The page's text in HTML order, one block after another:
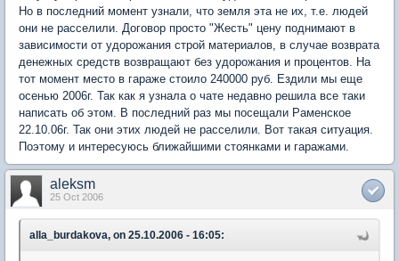
Но в последний момент узнали, что земля эта не их, т.е. людей
они не расселили. Договор просто "Жесть" цену поднимают в
зависимости от удорожания строй материалов, в случае возврата
денежных средств возвращают без удорожания и процентов. На
тот момент место в гараже стоило 240000 руб. Ездили мы еще
осенью 2006г. Так как я узнала о чате недавно решила все таки
написать об этом. В последний раз мы посещали Раменское
22.10.06г. Так они этих людей не расселили. Вот такая ситуация.
Поэтому и интересуюсь ближайшими стоянками и гаражами.
aleksm
25 Oct 2006
alla_burdakova, on 25.10.2006 - 16:05: